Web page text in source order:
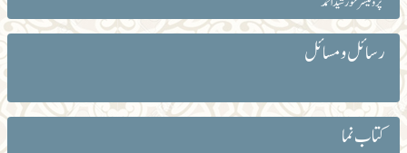
رسائل و مسائل
کتاب نما